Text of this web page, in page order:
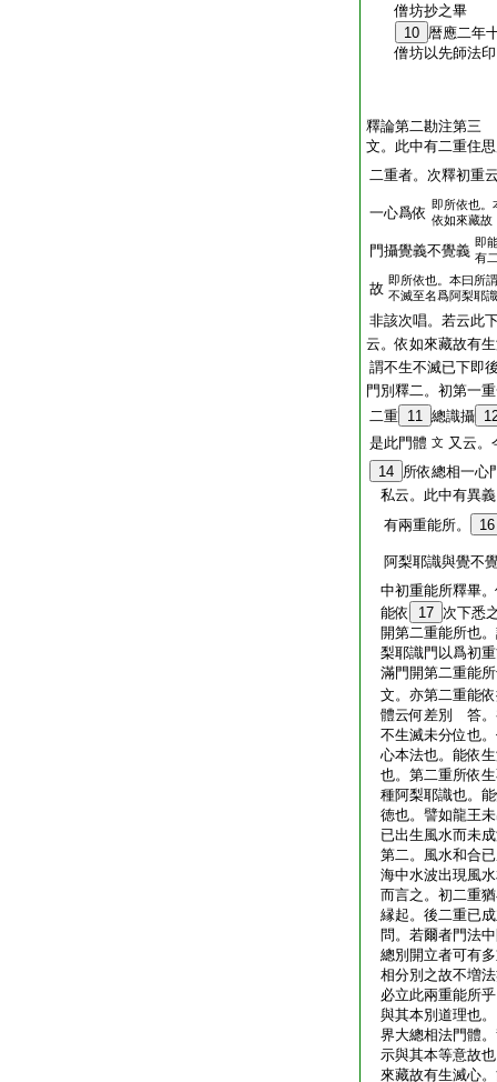
僧坊抄之畢
10 暦應二年
僧坊以先師法印
釋論第二勘注第三
文。此中有二重住
二重者。次釋初重
一心爲依 即所依也。
依如來藏故
門攝覺義不覺義 即
有
故 即所依也。本曰所
不滅至名爲阿梨耶識
非該次唱。若云此
云。依如來藏故有
謂不生不滅已下即
門別釋二。初第一
二重 11 總識攝
是此門體 文 又云。
14 所依總相一心
私云。此中有異
有兩重能所。
16
阿梨耶識與覺不
中初重能所釋畢
能依
17 次下悉
開第二重能所也
梨耶識門以爲初
滿門開第二重能
文。亦第二重能
體云何差別 答。
不生滅未分位也
心本法也。能依
也。第二重所依
種阿梨耶識也。
徳也。譬如龍王
已出生風水而未
第二。風水和合
海中水波出現風
而言之。初二重
縁起。後二重已
問。若爾者門法
總別開立者可有
相分別之故不増
必立此兩重能所
與其本別道理也
界大總相法門體
示與其本等意故
來藏故有生滅心